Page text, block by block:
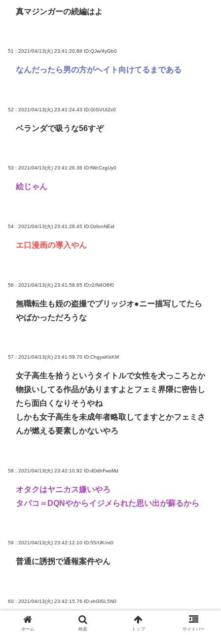
真マジンガーの続編はよ
51 : 2021/04/13(火) 23:41:20.88 ID:QJw/4yGb0
なんだったら男の方がヘイト向けてるまである
52 : 2021/04/13(火) 23:41:24.43 ID:GISVUIZx0
ベランダで吸うな56すぞ
53 : 2021/04/13(火) 23:41:26.36 ID:fWcCzgUy0
絵じゃん
54 : 2021/04/13(火) 23:41:28.45 ID:DzfonNEid
エ口漫画の導入やん
56 : 2021/04/13(火) 23:41:58.65 ID:r2/N4O6f0
無職転生も姪の盗撮でブリッジオ●ニー描写してたら
やばかっただろうな
57 : 2021/04/13(火) 23:41:59.70 ID:ChgyaKbKM
女子高生を拾うというタイトルで女性を犬っころとか
物扱いしてる作品がありますよとフェミ界隈に密告し
たら面白くなりそうやね
しかも女子高生を未成年者略取してますとかフェミさ
んが燃える要素しかないやろ
58 : 2021/04/13(火) 23:42:10.92 ID:dDdhFwsMd
オタクはヤニカス嫌いやろ
タバコ＝DQNやからイジメられた思い出が蘇るから
59 : 2021/04/13(火) 23:42:12.10 ID:55/UK/nt0
普通に誘拐で通報案件やん
60 : 2021/04/13(火) 23:42:15.76 ID:xhGlSL5N0
作者って童貞なん？
ホーム 検索 トップ サイドバー